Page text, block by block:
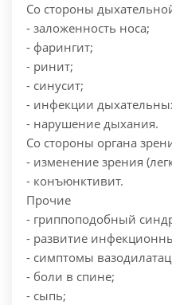
Со стороны
- заложенность носа;
- фарингит;
- ринит;
- синусит;
- инфекции
- нарушение дыхания.
Со стороны органа
- изменение зрения
- конъюнктивит.
Прочие
- гриппоподобный
- развитие
- симптомы
- боли в спине;
- сыпь;